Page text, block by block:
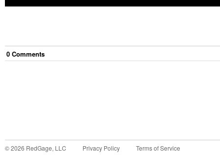
0 Comments
©2026 RedGage, LLC Privacy Policy Terms of Service